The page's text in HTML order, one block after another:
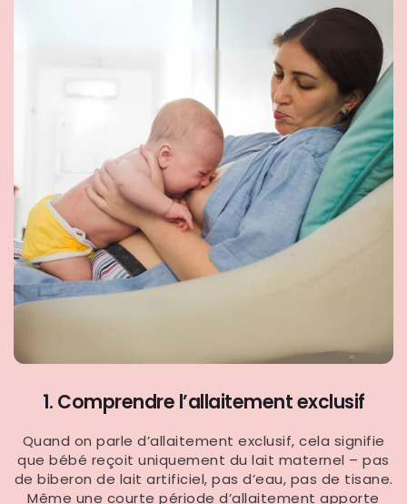
1. Comprendre l’allaitement exclusif
Quand on parle d’allaitement exclusif, cela signifie
que bébé reçoit uniquement du lait maternel – pas
de biberon de lait artificiel, pas d’eau, pas de tisane.
Même une courte période d’allaitement apporte